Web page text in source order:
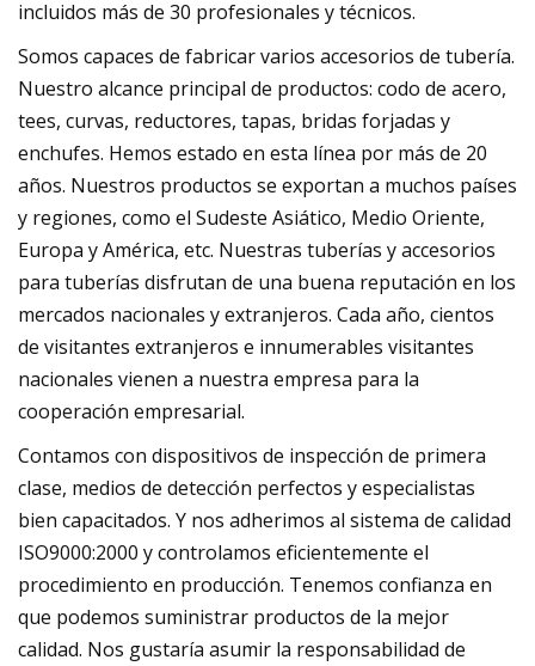
incluidos más de 30 profesionales y técnicos.
Somos capaces de fabricar varios accesorios de tubería.
Nuestro alcance principal de productos: codo de acero,
tees, curvas, reductores, tapas, bridas forjadas y
enchufes. Hemos estado en esta línea por más de 20
años. Nuestros productos se exportan a muchos países
y regiones, como el Sudeste Asiático, Medio Oriente,
Europa y América, etc. Nuestras tuberías y accesorios
para tuberías disfrutan de una buena reputación en los
mercados nacionales y extranjeros. Cada año, cientos
de visitantes extranjeros e innumerables visitantes
nacionales vienen a nuestra empresa para la
cooperación empresarial.
Contamos con dispositivos de inspección de primera
clase, medios de detección perfectos y especialistas
bien capacitados. Y nos adherimos al sistema de calidad
ISO9000:2000 y controlamos eficientemente el
procedimiento en producción. Tenemos confianza en
que podemos suministrar productos de la mejor
calidad. Nos gustaría asumir la responsabilidad de